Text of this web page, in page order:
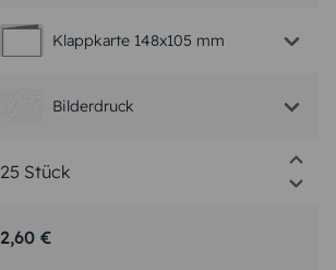
Klappkarte 148x105 mm
Bilderdruck
2,60 €